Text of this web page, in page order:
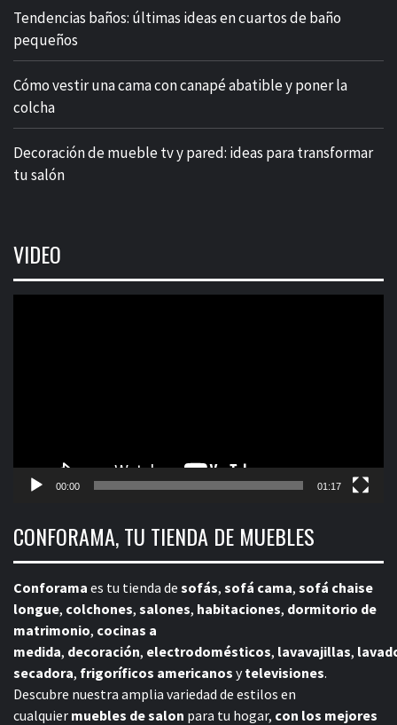
Tendencias baños: últimas ideas en cuartos de baño
pequeños
Cómo vestir una cama con canapé abatible y poner la
colcha
Decoración de mueble tv y pared: ideas para transformar
tu salón
VIDEO
00:00 01:17
CONFORAMA, TU TIENDA DE MUEBLES
Conforama es tu tienda de sofás, sofá cama, sofá chaise
longue, colchones, salones, habitaciones, dormitorio de
matrimonio, cocinas a
medida, decoración, electrodomésticos, lavavajillas,
secadora, frigoríficos americanos ytelevisiones.
Descubre nuestra amplia variedad de estilos en
cualquier muebles de salon para tu hogar, con los mejores